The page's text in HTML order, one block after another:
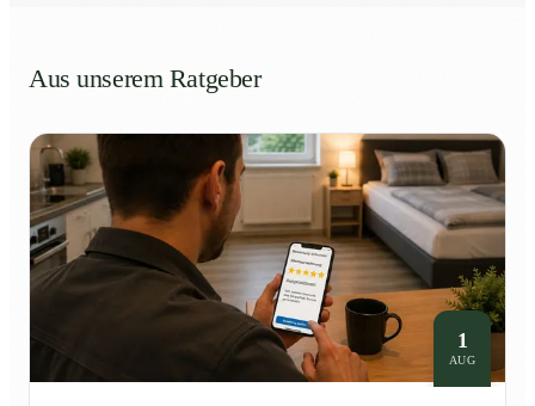
Aus unserem Ratgeber
1
AUG